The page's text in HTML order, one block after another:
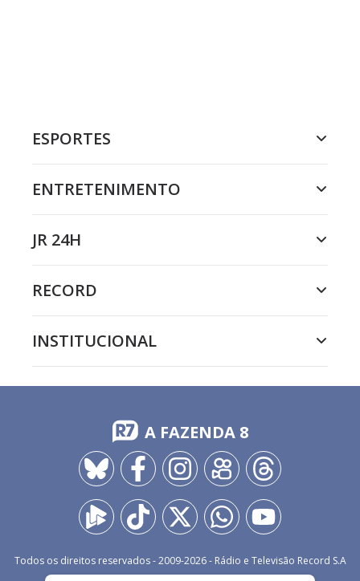
ESPORTES
ENTRETENIMENTO
JR 24H
RECORD
INSTITUCIONAL
A FAZENDA 8
Todos os direitos reservados - 2009-2026- Rádio e Televisão Record S.A